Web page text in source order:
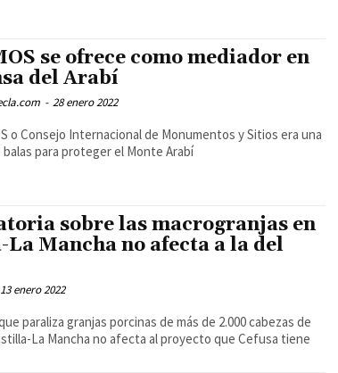
se ofrece como mediador en
del Arabí
- 28 enero 2022
o Consejo Internacional de Monumentos y Sitios era una
balas para proteger el Monte Arabí
sobre las macrogranjas en
Mancha no afecta a la del
13 enero 2022
paraliza granjas porcinas de más de 2.000 cabezas de
La Mancha no afecta al proyecto que Cefusa tiene